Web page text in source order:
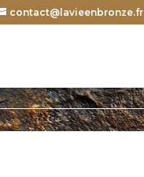
contact@lavieenbronze.fr